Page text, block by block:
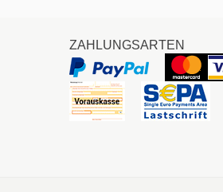
ZAHLUNGSARTEN